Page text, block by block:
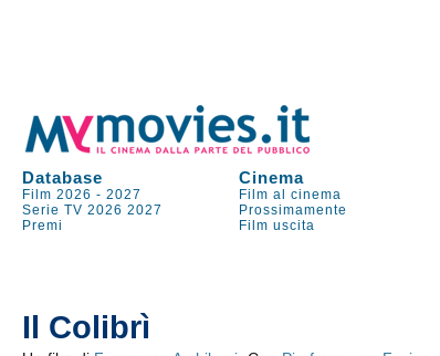
Database Cinema
Film 2026 -2027 Film al cinema
Serie TV 2026 2027 Prossimamente
Premi
Film uscita
Il Colibrì